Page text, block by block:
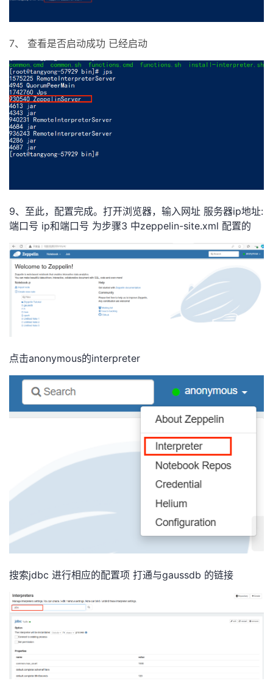
7、 查看是否启动成功 已经启动
9、至此，配置完成。打开浏览器，输入网址 服务器ip地址:
端口号 ip和端口号 为步骤3 中zeppelin-site.xml 配置的
点击anonymous的interpreter
搜索jdbc 进行相应的配置项 打通与gaussdb 的链接